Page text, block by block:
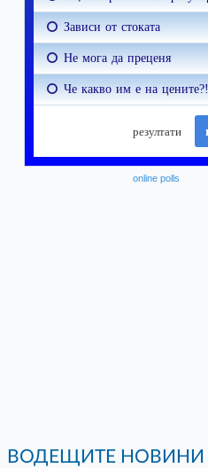
online polls
ВОДЕЩИТЕ НОВИНИ